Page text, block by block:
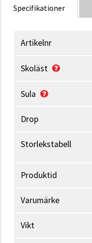
Specifikationer
Artikelnr
Skoläst
Sula
Drop
Storlekstabell
Produktid
Varumärke
Vikt